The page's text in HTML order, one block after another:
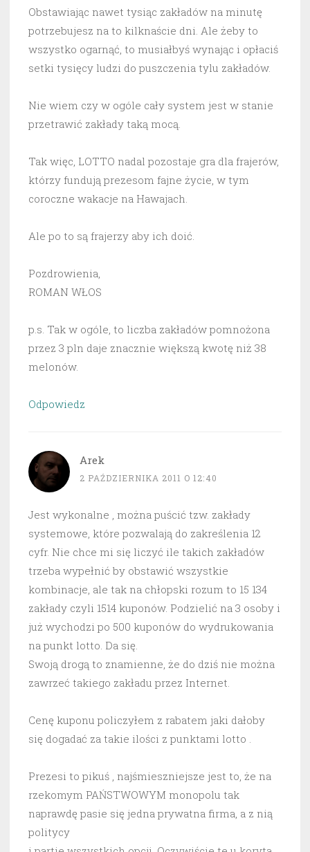
Obstawiając nawet tysiąc zakładów na minutę
potrzebujesz na to kilknaście dni. Ale żeby to
wszystko ogarnąć, to musiałbyś wynając i opłaciś
setki tysięcy ludzi do puszczenia tylu zakładów.
Nie wiem czy w ogóle cały system jest w stanie
przetrawić zakłady taką mocą.
Tak więc, LOTTO nadal pozostaje gra dla frajerów,
którzy fundują prezesom fajne życie, w tym
coroczne wakacje na Hawajach.
Ale po to są frajerzy aby ich doić.
Pozdrowienia,
ROMAN WŁOS
p.s. Tak w ogóle, to liczba zakładów pomnożona
przez 3 pln daje znacznie większą kwotę niż 38
melonów.
Odpowiedz
Arek
2 PAŹDZIERNIKA 2011 O 12:40
Jest wykonalne , można puścić tzw. zakłady
systemowe, które pozwalają do zakreślenia 12
cyfr. Nie chce mi się liczyć ile takich zakładów
trzeba wypełnić by obstawić wszystkie
kombinacje, ale tak na chłopski rozum to 15 134
zakłady czyli 1514 kuponów. Podzielić na 3 osoby i
już wychodzi po 500 kuponów do wydrukowania
na punkt lotto. Da się.
Swoją drogą to znamienne, że do dziś nie można
zawrzeć takiego zakładu przez Internet.
Cenę kuponu policzyłem z rabatem jaki dałoby
się dogadać za takie ilości z punktami lotto .
Prezesi to pikuś , najśmieszniejsze jest to, że na
rzekomym PAŃSTWOWYM monopolu tak
naprawdę pasie się jedna prywatna firma, a z nią
politycy